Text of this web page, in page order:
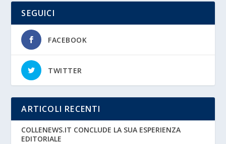
SEGUICI
FACEBOOK
TWITTER
ARTICOLI RECENTI
COLLENEWS.IT CONCLUDE LA SUA ESPERIENZA
EDITORIALE